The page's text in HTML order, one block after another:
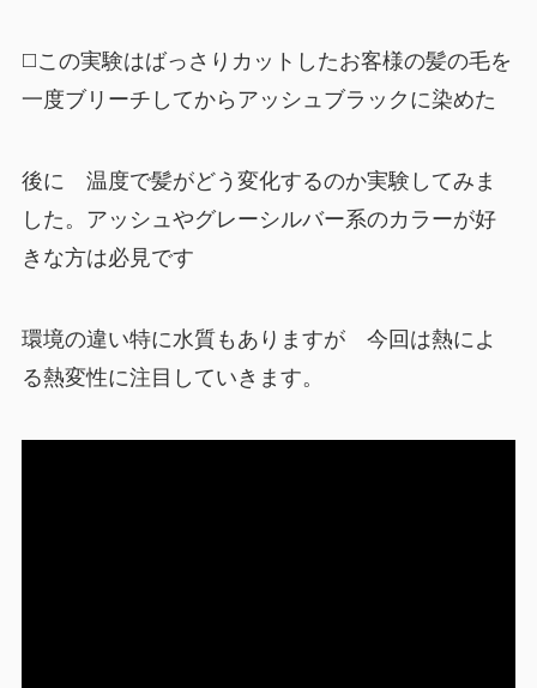
◻️この実験はばっさりカットしたお客様の髪の毛を
一度ブリーチしてからアッシュブラックに染めた
後に 温度で髪がどう変化するのか実験してみま
した。アッシュやグレーシルバー系のカラーが好
きな方は必見です
環境の違い特に水質もありますが 今回は熱によ
る熱変性に注目していきます。